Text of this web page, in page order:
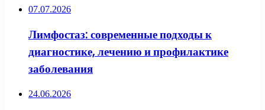
07.07.2026
Лимфостаз: современные подходы к
диагностике, лечению и профилактике
заболевания
24.06.2026